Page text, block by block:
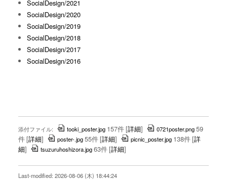
SocialDesign/2021
SocialDesign/2020
SocialDesign/2019
SocialDesign/2018
SocialDesign/2017
SocialDesign/2016
添付ファイル: tooki_poster.jpg 157件[詳細] 0721poster.png59
件[詳細] poster-.jpg55件[詳細] picnic_poster.jpg 138件[詳
細] tsuzuruhoshizora.jpg63件[詳細]
Last-modified: 2026-08-06 (木) 18:44:24